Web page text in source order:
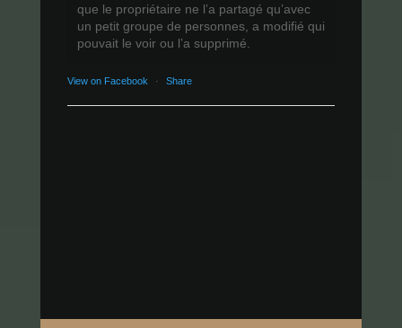
que le propriétaire ne l’a partagé qu’avec
un petit groupe de personnes, a modifié qui
pouvait le voir ou l’a supprimé.
View on Facebook · Share